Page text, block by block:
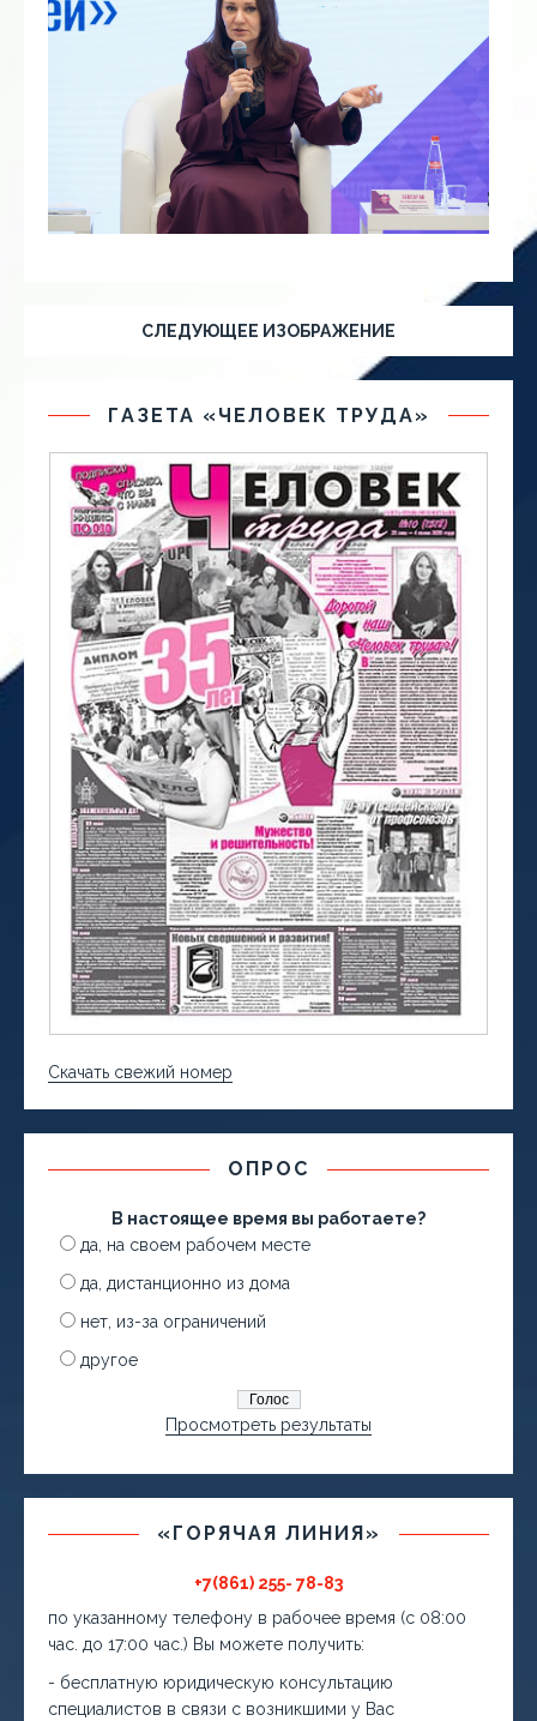
СЛЕДУЮЩЕЕ ИЗОБРАЖЕНИЕ
ГАЗЕТА «ЧЕЛОВЕК ТРУДА»
Скачать свежий номер
ОПРОС
В настоящее время вы работаете?
да, на своем рабочем месте
да, дистанционно из дома
нет, из-за ограничений
другое
Просмотреть результаты
«ГОРЯЧАЯ ЛИНИЯ»
+7(861) 255- 78-83
по указанному телефону в рабочее время (с 08:00
час. до 17:00 час.) Вы можете получить:
- бесплатную юридическую консультацию
специалистов в связи с возникшими у Вас